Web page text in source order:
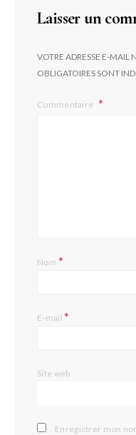
Laisser un
VOTRE ADRESSE E-MAIL
OBLIGATOIRES SONT
Commentaire
Nom*
E-mail*
Site web
Enregistrer mon